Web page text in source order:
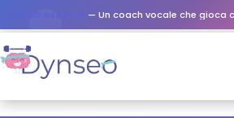
Coach Assist IA — Un coach vocale che gioca con i